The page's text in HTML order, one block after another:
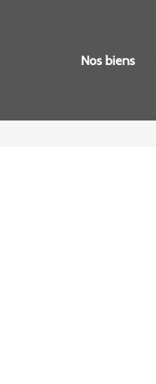
Nos biens